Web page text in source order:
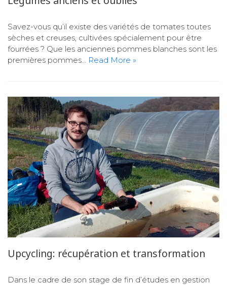
Savez-vous qu’il existe des variétés de tomates toutes
sèches et creuses, cultivées spécialement pour être
fourrées ? Que les anciennes pommes blanches sont les
premières pommes…
Read More »
Upcycling: récupération et transformation
Dans le cadre de son stage de fin d’études en gestion